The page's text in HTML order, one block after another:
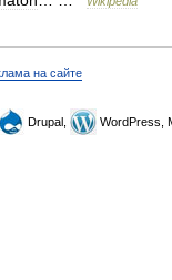
на сайте
Drupal, WordPress,